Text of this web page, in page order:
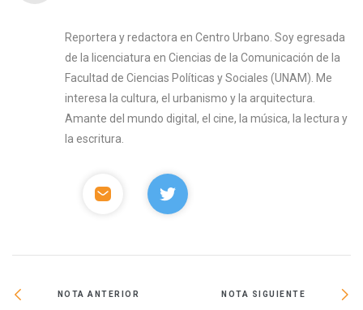
Reportera y redactora en Centro Urbano. Soy egresada
de la licenciatura en Ciencias de la Comunicación de la
Facultad de Ciencias Políticas y Sociales (UNAM). Me
interesa la cultura, el urbanismo y la arquitectura.
Amante del mundo digital, el cine, la música, la lectura y
la escritura.
NOTA ANTERIOR NOTA SIGUIENTE